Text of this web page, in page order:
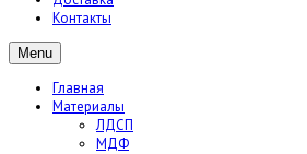
Контакты
Menu
Главная
Материалы
ЛДСП
МДФ